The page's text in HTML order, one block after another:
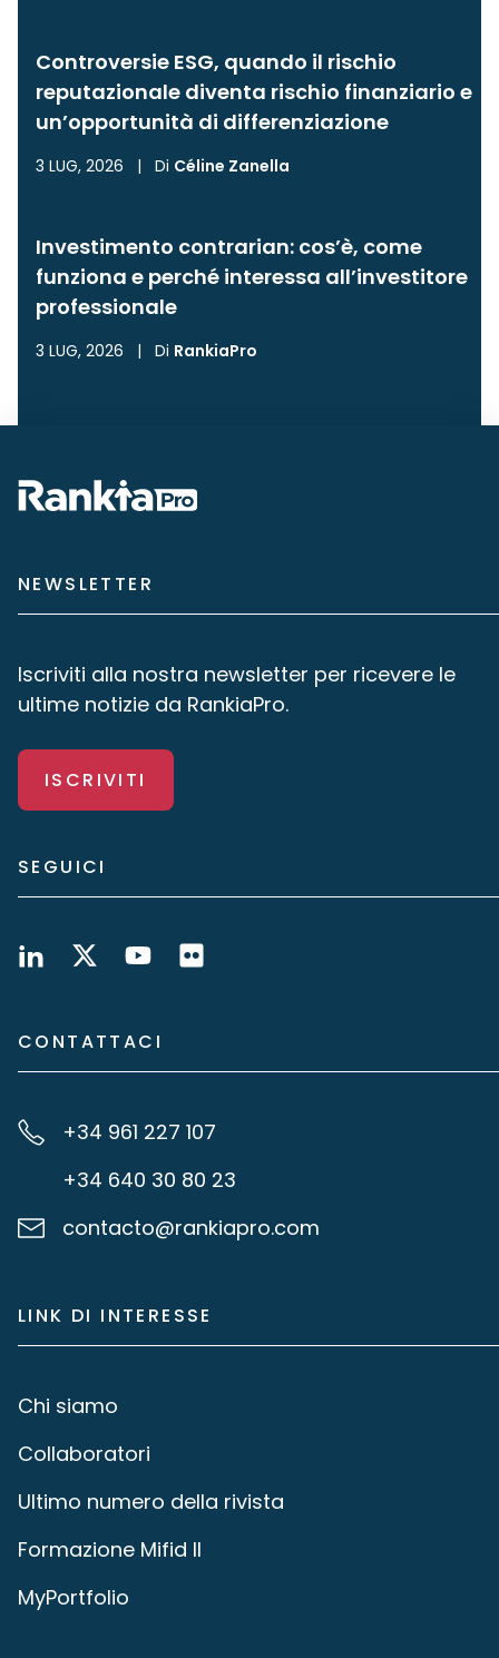
Controversie ESG, quando il rischio
reputazionale diventa rischio finanziario e
un’opportunità di differenziazione
3 LUG, 2026 | Di Céline Zanella
Investimento contrarian: cos’è, come
funziona e perché interessa all’investitore
professionale
3 LUG, 2026 | Di RankiaPro
NEWSLETTER
Iscriviti alla nostra newsletter per ricevere le
ultime notizie da RankiaPro.
ISCRIVITI
SEGUICI
CONTATTACI
+34 961 227 107
+34 640 30 80 23
contacto@rankiapro.com
LINK DI INTERESSE
Chi siamo
Collaboratori
Ultimo numero della rivista
Formazione Mifid II
MyPortfolio